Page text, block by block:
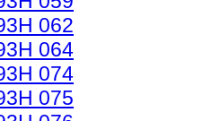
062
064
074
075